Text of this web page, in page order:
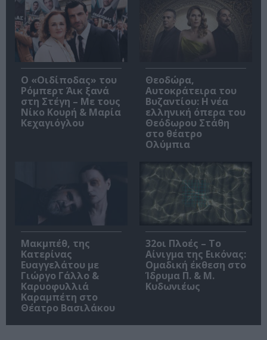
O «Οιδίποδας» του
Ρόμπερτ Άικ ξανά
στη Στέγη – Με τους
Νίκο Κουρή & Μαρία
Κεχαγιόγλου
Θεοδώρα,
Αυτοκράτειρα του
Βυζαντίου: Η νέα
ελληνική όπερα του
Θεόδωρου Στάθη
στο θέατρο
Ολύμπια
Μακμπέθ, της
Κατερίνας
Ευαγγελάτου με
Γιώργο Γάλλο &
Καρυοφυλλιά
Καραμπέτη στο
Θέατρο Βασιλάκου
32οι Πλοές – Το
Αίνιγμα της Εικόνας:
Ομαδική έκθεση στο
Ίδρυμα Π. & Μ.
Κυδωνιέως